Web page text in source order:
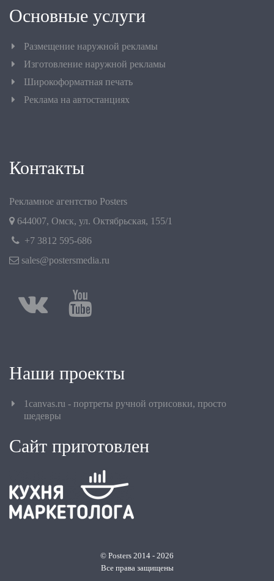
Основные услуги
Размещение наружной рекламы
Изготовление наружной рекламы
Широкоформатная печать
Реклама на автостанциях
Контакты
Рекламное агентство Posters
644007, Омск, ул. Октябрьская, 155/1
+7 3812 595-686
sales@postersmedia.ru
Наши проекты
1canvas.ru - портреты ручной отрисовки, просто
шедевры
Сайт приготовлен
© Posters 2014 - 2026
Все права защищены